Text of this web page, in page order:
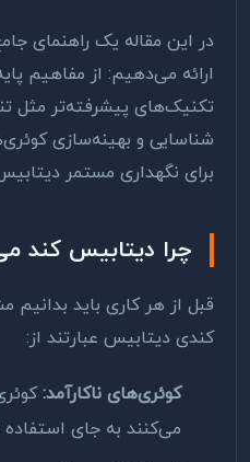
در این مقاله یک راهنمای
ارائه می‌دهیم: از مفاهیم
شناسایی و بهینه‌سازی
برای نگهداری مستمر
چرا دیتابیس کند
قبل از هر کاری باید
کندی دیتابیس عبارتند از:
کوئری‌های ناکارآمد:
می‌کنند به جای